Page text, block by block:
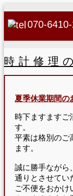
070-
時計修理
夏季休業期間の
時下ますますご
す。
平素は格別のご
ます。
誠に勝手ながら
通りとさせてい
ご不便をおかけ